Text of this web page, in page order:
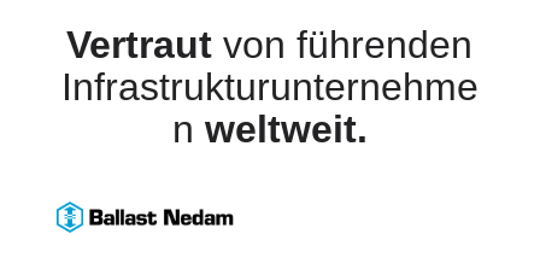
Vertrautvon führenden
Infrastrukturunternehme
n weltweit.